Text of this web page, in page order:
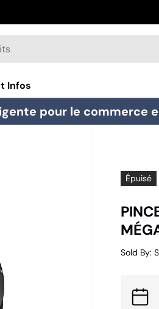
Infos
pour le commerce
Épuisé
Sold By: